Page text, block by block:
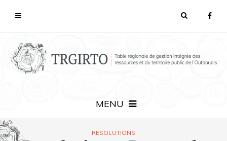
MENU
RESOLUTIONS